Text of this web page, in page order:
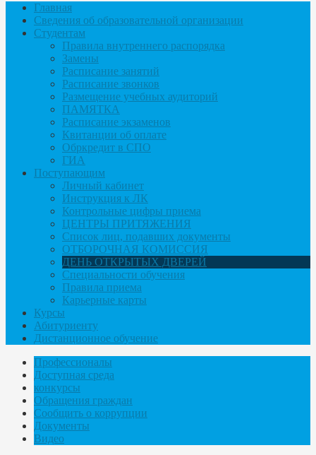
Главная
Сведения об образовательной организации
Студентам
Правила внутреннего распорядка
Замены
Расписание занятий
Расписание звонков
Размещение учебных аудиторий
ПАМЯТКА
Расписание экзаменов
Квитанции об оплате
Обркредит в СПО
ГИА
Поступающим
Личный кабинет
Инструкция к ЛК
Контрольные цифры приема
ЦЕНТРЫ ПРИТЯЖЕНИЯ
Список лиц, подавших документы
ОТБОРОЧНАЯ КОМИССИЯ
ДЕНЬ ОТКРЫТЫХ ДВЕРЕЙ
Специальности обучения
Правила приема
Карьерные карты
Курсы
Абитуриенту
Дистанционное обучение
Профессионалы
Доступная среда
конкурсы
Обращения граждан
Сообщить о коррупции
Документы
Видео